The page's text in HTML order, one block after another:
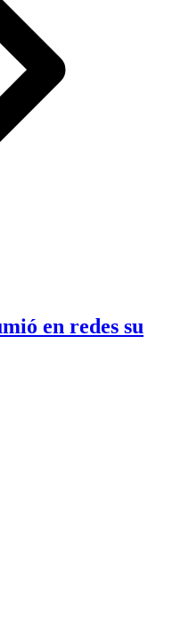
en redes su